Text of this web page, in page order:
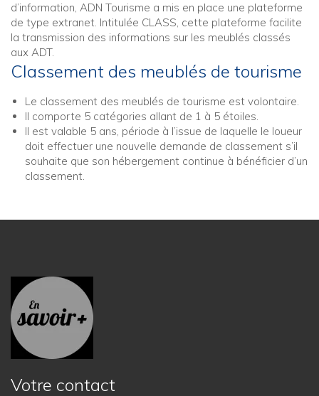
d’information, ADN Tourisme a mis en place une plateforme
de type extranet. Intitulée CLASS, cette plateforme facilite
la transmission des informations sur les meublés classés
aux ADT.
Classement des meublés de tourisme
Le classement des meublés de tourisme est volontaire.
Il comporte 5 catégories allant de 1 à 5 étoiles.
Il est valable 5 ans, période à l’issue de laquelle le loueur
doit effectuer une nouvelle demande de classement s’il
souhaite que son hébergement continue à bénéficier d’un
classement.
Votre contact